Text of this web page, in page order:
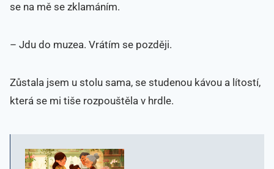
se na mě se zklamáním.
– Jdu do muzea. Vrátím se později.
Zůstala jsem u stolu sama, se studenou kávou a lítostí,
která se mi tiše rozpouštěla v hrdle.